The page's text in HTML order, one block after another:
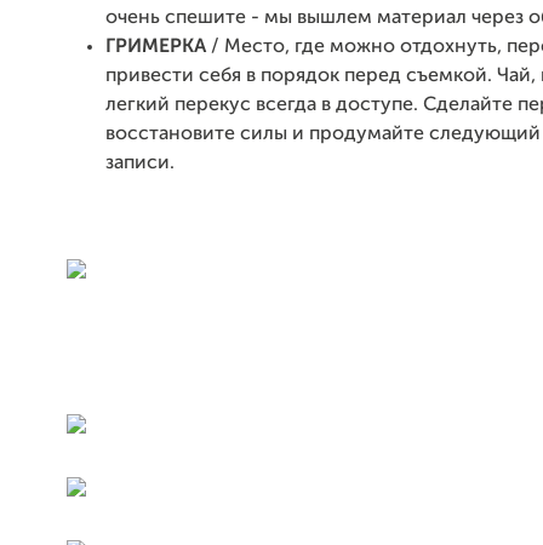
очень спешите - мы вышлем материал через
ГРИМЕРКА / Место, где можно отдохнуть,
привести себя в порядок перед съемкой. Чай,
легкий перекус всегда в доступе. Сделайте
восстановите силы и продумайте следующий
записи.